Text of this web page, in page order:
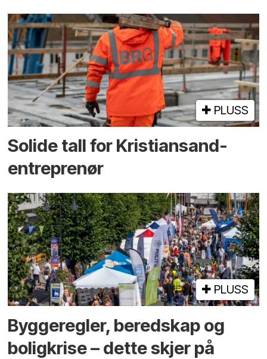
PLUSS
Solide tall for Kristiansand-
entreprenør
PLUSS
Bygge­regler, beredskap og
bolig­krise – dette skjer på